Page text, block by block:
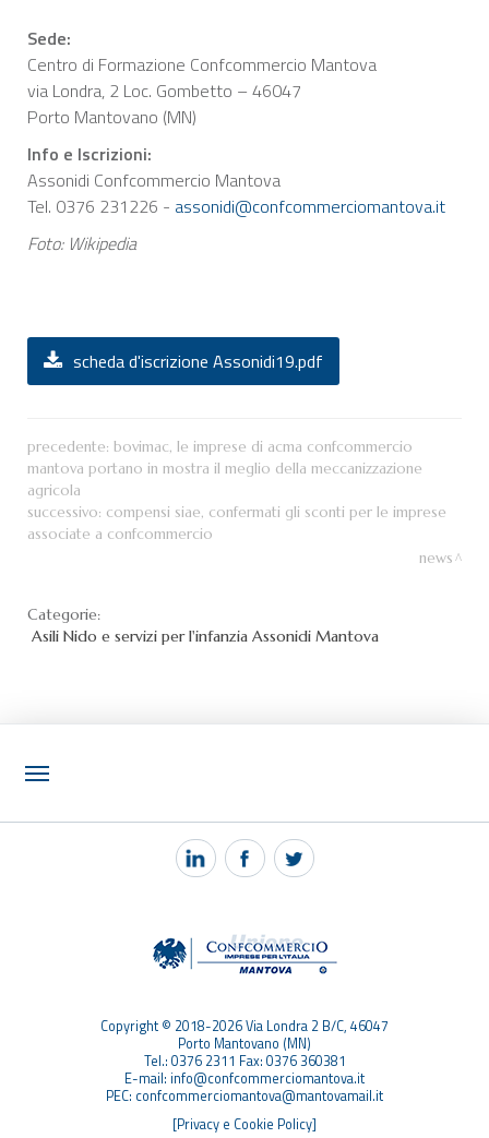
Sede:
Centro di Formazione Confcommercio Mantova
via Londra, 2 Loc. Gombetto – 46047
Porto Mantovano (MN)
Info e Iscrizioni:
Assonidi Confcommercio Mantova
Tel. 0376 231226 - assonidi@confcommerciomantova.it
Foto: Wikipedia
scheda d'iscrizione Assonidi19.pdf
precedente: bovimac, le imprese di acma confcommercio
mantova portano in mostra il meglio della meccanizzazione
agricola
successivo: compensi siae, confermati gli sconti per le imprese
associate a confcommercio
news
Categorie:
Asili Nido e servizi per l'infanzia Assonidi Mantova
NOTIZIE
PEC MANTOVA MAIL
Copyright © 2018-2026 Via Londra 2 B/C, 46047
Porto Mantovano (MN)
Tel.: 0376 2311 Fax: 0376 360381
E-mail: info@confcommerciomantova.it
PEC: confcommerciomantova@mantovamail.it
[Privacy e Cookie Policy]